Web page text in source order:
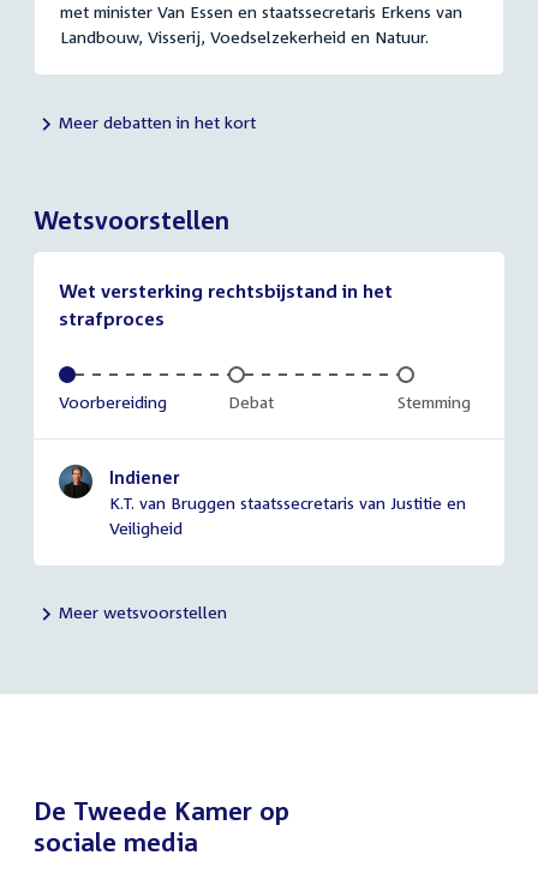
met minister Van Essen en staatssecretaris Erkens van
Landbouw, Visserij, Voedselzekerheid en Natuur.
Meer debatten in het kort
Wetsvoorstellen
Wet versterking rechtsbijstand in het
strafproces
Voltooid:
Voorbereiding Onvoltooid:
Debat Onvoltooid:
Stemming
Indiener
K.T. van Bruggen staatssecretaris van Justitie en
Veiligheid
Meer wetsvoorstellen
De Tweede Kamer op
sociale media